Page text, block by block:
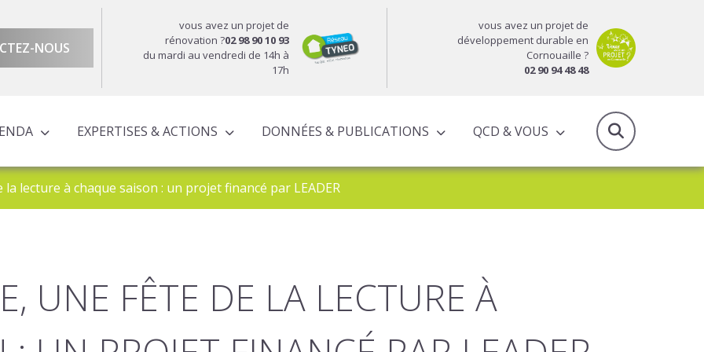
NOUS
vous avez un projet de
rénovation ?02 98 90 10 93
du mardi au vendredi de 14h à
17h
vous avez un projet de
développement durable en
Cornouaille ?
02 90 94 48 48
EXPERTISES & ACTIONS DONNÉES & PUBLICATIONS QCD & VOUS
lecture à chaque saison : un projet financé par LEADER
UNE FÊTE DE LA LECTURE À